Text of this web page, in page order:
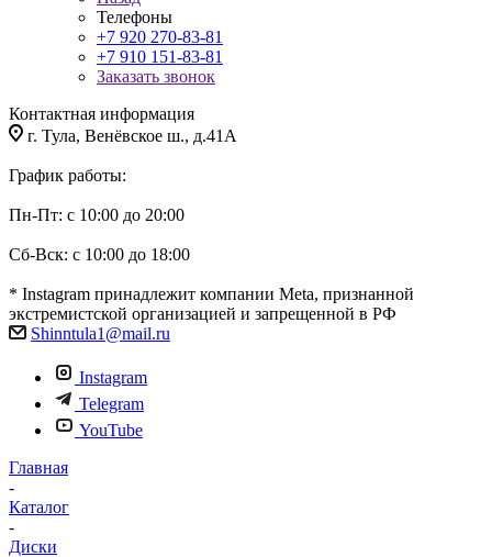
Телефоны
+7 920 270-83-81
+7 910 151-83-81
Заказать звонок
Контактная информация
г. Тула, Венёвское ш., д.41А
График работы:
Пн-Пт: с 10:00 до 20:00
Сб-Вск: с 10:00 до 18:00
* Instagram принадлежит компании Meta, признанной
экстремистской организацией и запрещенной в РФ
Shinntula1@mail.ru
Instagram
Telegram
YouTube
Главная
-
Каталог
-
Диски